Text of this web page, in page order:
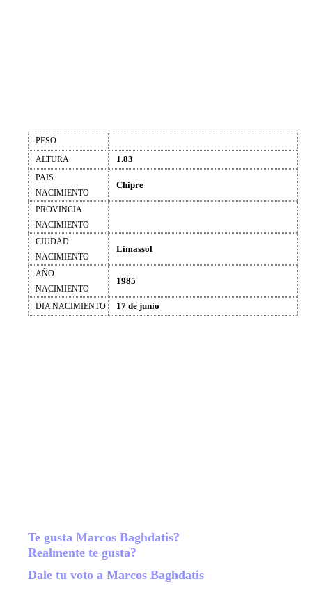
PESO
ALTURA
1.83
PAIS
NACIMIENTO
Chipre
PROVINCIA
NACIMIENTO
CIUDAD
NACIMIENTO
Limassol
AÑO
NACIMIENTO
1985
DIA NACIMIENTO 17 de junio
Te gusta Marcos Baghdatis?
Realmente te gusta?
Dale tu voto a Marcos Baghdatis